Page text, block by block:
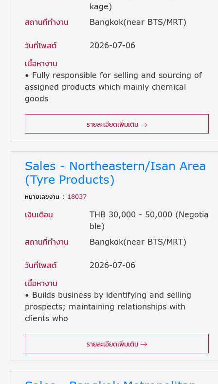
kage)
สถานที่ทำงาน
Bangkok(near BTS/MRT)
วันที่โพสต์
2026-07-06
เนื้อหางาน
• Fully responsible for selling and sourcing of
assigned products which mainly chemical
goods
รายละเอียดเพิ่มเติม
Sales - Northeastern/Isan Area
(Tyre Products)
หมายเลขงาน : 18037
เงินเดือน
THB 30,000 - 50,000 (Negotia
ble)
สถานที่ทำงาน
Bangkok(near BTS/MRT)
วันที่โพสต์
2026-07-06
เนื้อหางาน
• Builds business by identifying and selling
prospects; maintaining relationships with
clients who
รายละเอียดเพิ่มเติม